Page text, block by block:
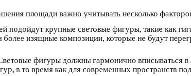
площади важно учитывать несколько
крупные световые фигуры, такие как
изящные композиции, которые не будут
фигуры должны гармонично вписываться
в то время как для современных пространств